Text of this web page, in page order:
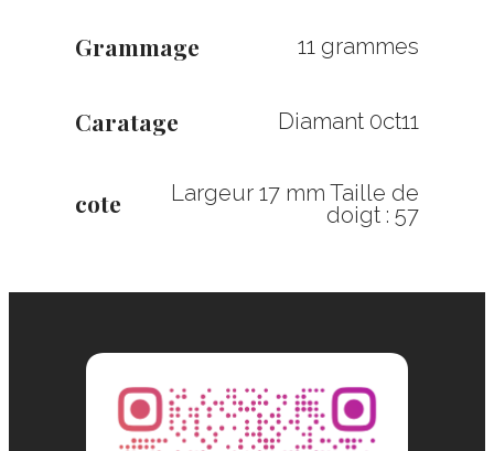
Grammage 11 grammes
Caratage Diamant 0ct11
cote
Largeur 17 mm Taille de
doigt : 57